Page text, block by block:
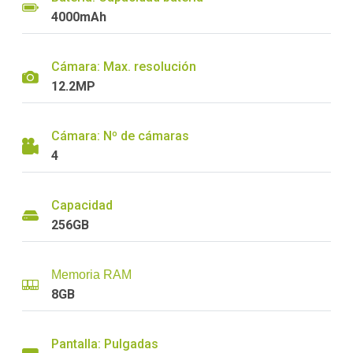
4000mAh
Cámara: Max. resolución
12.2MP
Cámara: Nº de cámaras
4
Capacidad
256GB
Memoria RAM
8GB
Pantalla: Pulgadas